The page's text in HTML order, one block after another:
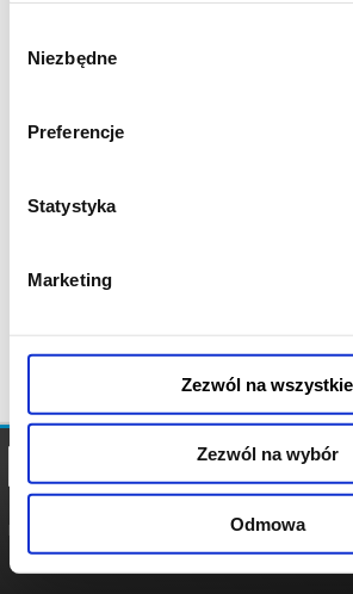
zgody
Niezbędne
Preferencje
Statystyka
Marketing
Zezwól na wszystkie
Zezwól na wybór
Odmowa
POLITYKA